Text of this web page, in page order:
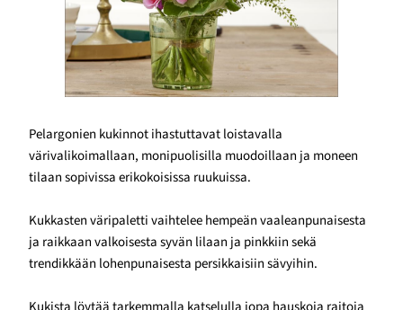
Pelargonien kukinnot ihastuttavat loistavalla
värivalikoimallaan, monipuolisilla muodoillaan ja moneen
tilaan sopivissa erikokoisissa ruukuissa.
Kukkasten väripaletti vaihtelee hempeän vaaleanpunaisesta
ja raikkaan valkoisesta syvän lilaan ja pinkkiin sekä
trendikkään lohenpunaisesta persikkaisiin sävyihin.